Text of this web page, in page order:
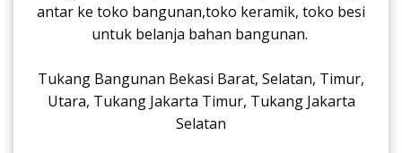
antar ke toko bangunan,toko keramik, toko besi
untuk belanja bahan bangunan.
Tukang Bangunan Bekasi Barat, Selatan, Timur,
Utara, Tukang Jakarta Timur, Tukang Jakarta
Selatan